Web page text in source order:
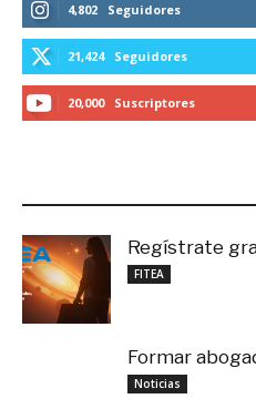
4,802 Seguidores
21,424 Seguidores
20,000 Suscriptores
Regístrate
FITEA
Formar
Noticias